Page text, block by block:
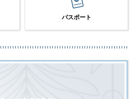
パスポート